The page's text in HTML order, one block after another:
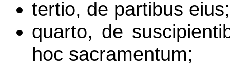
tertio, de partibus eius;
quarto, de
hoc sacramentum;